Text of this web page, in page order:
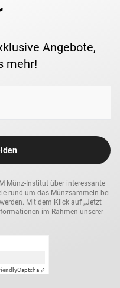
Angebote,
mehr!
Münz-Institut über interessante
rund um das Münzsammeln bei
Mit dem Klick auf „Jetzt
im Rahmen unserer
Captcha ⇗